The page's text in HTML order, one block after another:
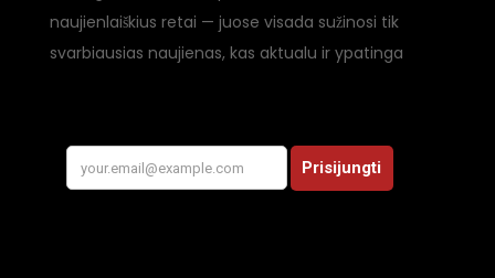
naujienlaiškius retai — juose visada sužinosi tik
svarbiausias naujienas, kas aktualu ir ypatinga